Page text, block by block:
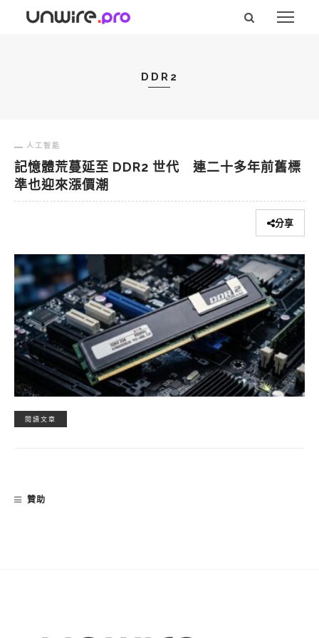
DDR2
人工智能
記憶體荒蔓延至 DDR2 世代 連二十多年前舊標
準也迎來漲價潮
分享
閱讀文章
贊助